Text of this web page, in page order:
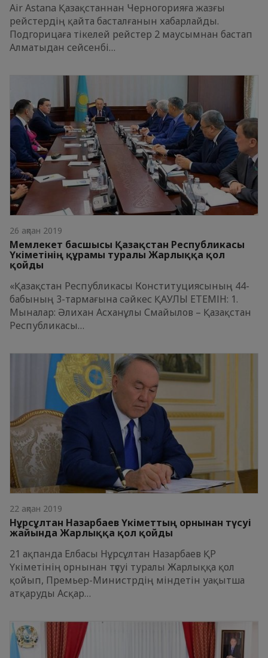
Air Astana Қазақстаннан Черногорияға жазғы
рейстердің қайта басталғанын хабарлайды.
Подгорицаға тікелей рейстер 2 маусымнан бастап
Алматыдан сейсенбі…
26 ақпан 2019
Мемлекет басшысы Қазақстан Республикасы
Үкіметінің құрамы туралы Жарлыққа қол
қойды
«Қазақстан Республикасы Конституциясының 44-
бабының 3-тармағына сәйкес ҚАУЛЫ ЕТЕМІН: 1.
Мыналар: Әлихан Асханұлы Смайылов – Қазақстан
Республикасы…
22 ақпан 2019
Нұрсұлтан Назарбаев Үкіметтың орнынан түсуі
жайында Жарлыққа қол қойды
21 ақпанда Елбасы Нұрсұлтан Назарбаев ҚР
Үкіметінің орнынан түсуі туралы Жарлыққа қол
қойып, Премьер-Министрдің міндетін уақытша
атқаруды Асқар…